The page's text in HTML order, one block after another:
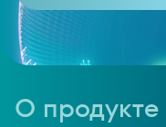
О продукте